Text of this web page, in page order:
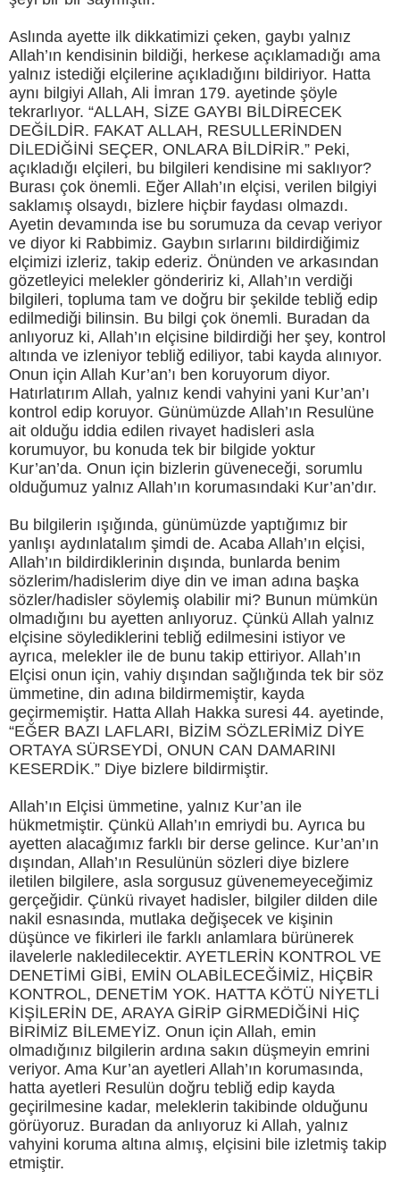
Aslında ayette ilk dikkatimizi çeken, gaybı yalnız
Allah’ın kendisinin bildiği, herkese açıklamadığı ama
yalnız istediği elçilerine açıkladığını bildiriyor. Hatta
aynı bilgiyi Allah, Ali İmran 179. ayetinde şöyle
tekrarlıyor. “ALLAH, SİZE GAYBI BİLDİRECEK
DEĞİLDİR. FAKAT ALLAH, RESULLERİNDEN
DİLEDİĞİNİ SEÇER, ONLARA BİLDİRİR.” Peki,
açıkladığı elçileri, bu bilgileri kendisine mi saklıyor?
Burası çok önemli. Eğer Allah’ın elçisi, verilen bilgiyi
saklamış olsaydı, bizlere hiçbir faydası olmazdı.
Ayetin devamında ise bu sorumuza da cevap veriyor
ve diyor ki Rabbimiz. Gaybın sırlarını bildirdiğimiz
elçimizi izleriz, takip ederiz. Önünden ve arkasından
gözetleyici melekler göndeririz ki, Allah’ın verdiği
bilgileri, topluma tam ve doğru bir şekilde tebliğ edip
edilmediği bilinsin. Bu bilgi çok önemli. Buradan da
anlıyoruz ki, Allah’ın elçisine bildirdiği her şey, kontrol
altında ve izleniyor tebliğ ediliyor, tabi kayda alınıyor.
Onun için Allah Kur’an’ı ben koruyorum diyor.
Hatırlatırım Allah, yalnız kendi vahyini yani Kur’an’ı
kontrol edip koruyor. Günümüzde Allah’ın Resulüne
ait olduğu iddia edilen rivayet hadisleri asla
korumuyor, bu konuda tek bir bilgide yoktur
Kur’an’da. Onun için bizlerin güveneceği, sorumlu
olduğumuz yalnız Allah’ın korumasındaki Kur’an’dır.
Bu bilgilerin ışığında, günümüzde yaptığımız bir
yanlışı aydınlatalım şimdi de. Acaba Allah’ın elçisi,
Allah’ın bildirdiklerinin dışında, bunlarda benim
sözlerim/hadislerim diye din ve iman adına başka
sözler/hadisler söylemiş olabilir mi? Bunun mümkün
olmadığını bu ayetten anlıyoruz. Çünkü Allah yalnız
elçisine söylediklerini tebliğ edilmesini istiyor ve
ayrıca, melekler ile de bunu takip ettiriyor. Allah’ın
Elçisi onun için, vahiy dışından sağlığında tek bir söz
ümmetine, din adına bildirmemiştir, kayda
geçirmemiştir. Hatta Allah Hakka suresi 44. ayetinde,
“EĞER BAZI LAFLARI, BİZİM SÖZLERİMİZ DİYE
ORTAYA SÜRSEYDİ, ONUN CAN DAMARINI
KESERDİK.” Diye bizlere bildirmiştir.
Allah’ın Elçisi ümmetine, yalnız Kur’an ile
hükmetmiştir. Çünkü Allah’ın emriydi bu. Ayrıca bu
ayetten alacağımız farklı bir derse gelince. Kur’an’ın
dışından, Allah’ın Resulünün sözleri diye bizlere
iletilen bilgilere, asla sorgusuz güvenemeyeceğimiz
gerçeğidir. Çünkü rivayet hadisler, bilgiler dilden dile
nakil esnasında, mutlaka değişecek ve kişinin
düşünce ve fikirleri ile farklı anlamlara bürünerek
ilavelerle nakledilecektir. AYETLERİN KONTROL VE
DENETİMİ GİBİ, EMİN OLABİLECEĞİMİZ, HİÇBİR
KONTROL, DENETİM YOK. HATTA KÖTÜ NİYETLİ
KİŞİLERİN DE, ARAYA GİRİP GİRMEDİĞİNİ HİÇ
BİRİMİZ BİLEMEYİZ. Onun için Allah, emin
olmadığınız bilgilerin ardına sakın düşmeyin emrini
veriyor. Ama Kur’an ayetleri Allah’ın korumasında,
hatta ayetleri Resulün doğru tebliğ edip kayda
geçirilmesine kadar, meleklerin takibinde olduğunu
görüyoruz. Buradan da anlıyoruz ki Allah, yalnız
vahyini koruma altına almış, elçisini bile izletmiş takip
etmiştir.